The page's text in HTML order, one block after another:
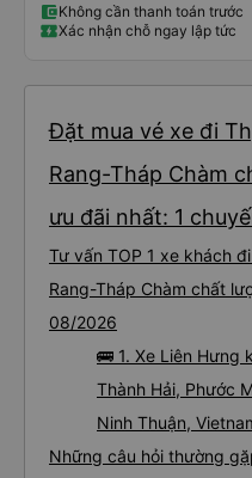
ấm hoặc áo khoác mỏng, vì thỉnh
cũ, nhưng vẫn có sẵn. Cổng USB
vệ sinh. Mọi thứ khá sạch sẽ.
chọn công ty này và đặt chỗ ngồi
Không cần thanh toán trước
Xác nhận chỗ ngay lập tức
Đặt mua vé xe đi
Rang-Tháp Chàm
ưu đãi nhất: 1
Tư vấn TOP 1 xe khách
Rang-Tháp Chàm chất
08/2026
🚌 1. Xe Liên Hưng
Thành Hải, Phước
Ninh Thuận,
Những câu hỏi thường